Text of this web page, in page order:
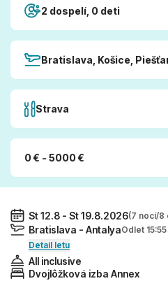
2 dospelí, 0 deti
Bratislava, Košice,
Strava
0 € - 5000 €
St 12.8 - St 19.8.2026(7 nocí/8
Bratislava - AntalyaOdlet
Detail letu
All inclusive
Dvojlôžková izba Annex